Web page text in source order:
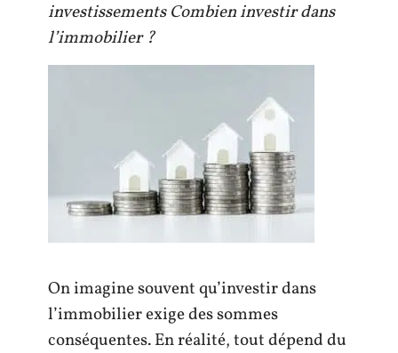
investissements Combien investir dans
l’immobilier ?
On imagine souvent qu’investir dans
l’immobilier exige des sommes
conséquentes. En réalité, tout dépend du